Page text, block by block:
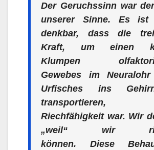
Der Geruchssinn war
unserer Sinne. Es ist
denkbar, dass die
Kraft, um einen
Klumpen
Gewebes im
Urfisches ins
Riechfähigkeit war. Wir
„weil“ wir
können. Diese